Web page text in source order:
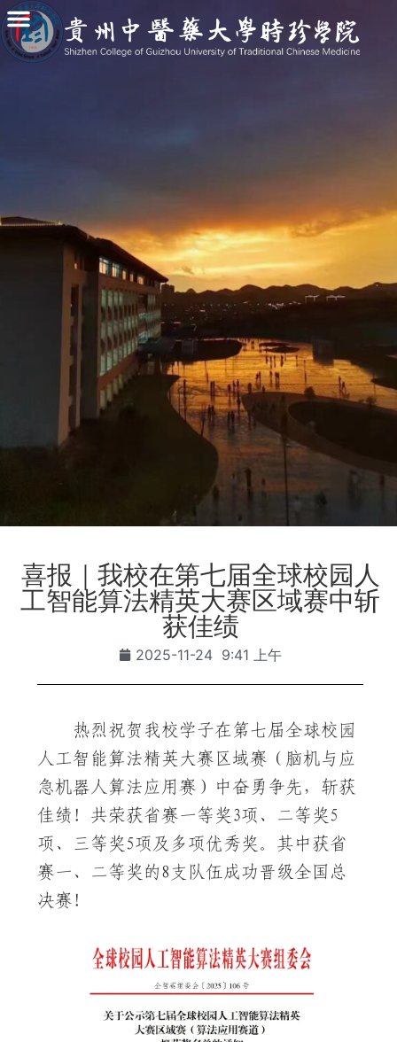
喜报｜我校在第七届全球校园人
工智能算法精英大赛区域赛中斩
获佳绩
2025-11-24 9:41 上午
热烈祝贺我校学子在第七届全球校园
人工智能算法精英大赛区域赛（脑机与应
急机器人算法应用赛）中奋勇争先，斩获
佳绩！共荣获省赛一等奖3项、二等奖5
项、三等奖5项及多项优秀奖。其中获省
赛一、二等奖的8支队伍成功晋级全国总
决赛！